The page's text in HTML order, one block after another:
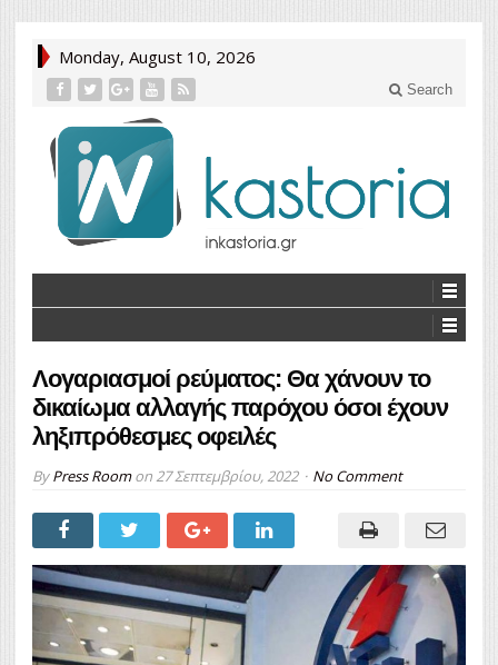
Monday, August 10, 2026
Search
Λογαριασμοί ρεύματος: Θα χάνουν το
δικαίωμα αλλαγής παρόχου όσοι έχουν
ληξιπρόθεσμες οφειλές
ByPress Roomon 27 Σεπτεμβρίου, 2022 No Comment